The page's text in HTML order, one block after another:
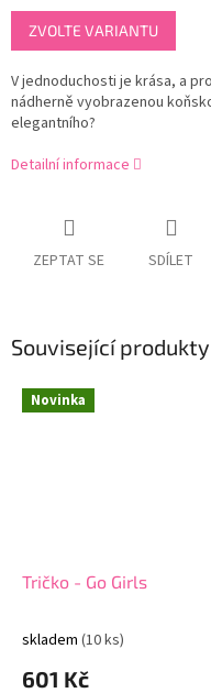
Měrná
cena:
ZVOLTE VARIANTU
V jednoduchosti je krása, a
nádherně vyobrazenou
elegantního?
Detailní informace
ZEPTAT SE SDÍLET
Související produkty
Novinka
Tričko - Go Girls
skladem (10 ks)
601 Kč